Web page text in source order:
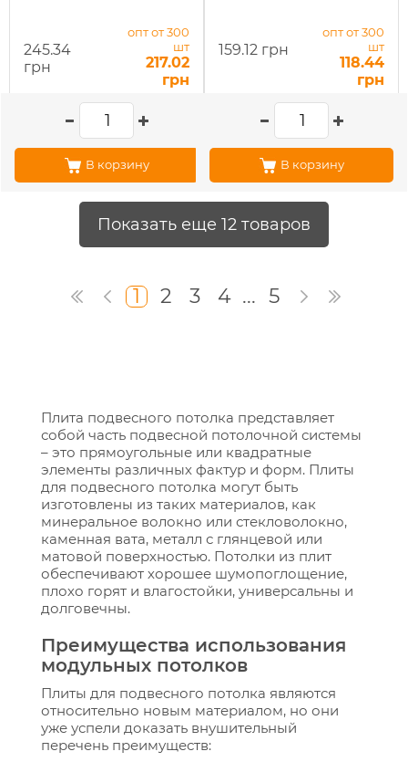
245.34
грн
опт от 300
шт
217.02
грн
В корзину
159.12 грн
опт от 300
шт
118.44
грн
В корзину
Показать еще 12 товаров
1 2 3 4 ... 5
Плита подвесного потолка представляет
собой часть подвесной потолочной системы
– это прямоугольные или квадратные
элементы различных фактур и форм. Плиты
для подвесного потолка могут быть
изготовлены из таких материалов, как
минеральное волокно или стекловолокно,
каменная вата, металл с глянцевой или
матовой поверхностью. Потолки из плит
обеспечивают хорошее шумопоглощение,
плохо горят и влагостойки, универсальны и
долговечны.
Преимущества использования
модульных потолков
Плиты для подвесного потолка являются
относительно новым материалом, но они
уже успели доказать внушительный
перечень преимуществ: